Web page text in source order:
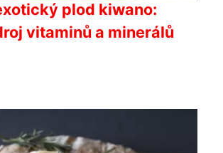
plod kiwano:
vitaminů a minerálů